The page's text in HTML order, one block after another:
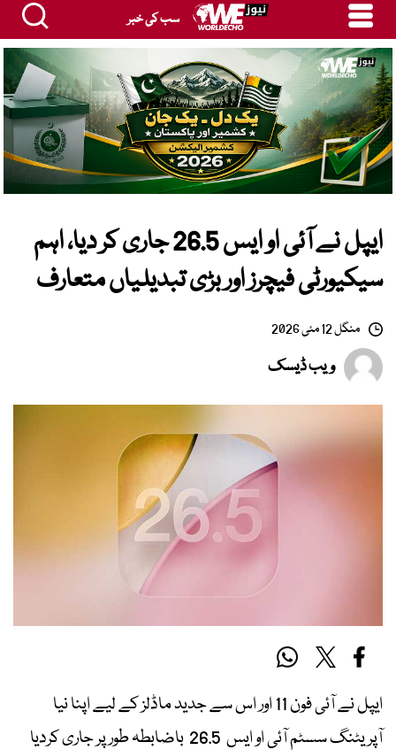
سب کی خبر
ایپل نے آئی او ایس 26.5 جاری کر دیا، اہم
سیکیورٹی فیچرز اور بڑی تبدیلیاں متعارف
منگل 12 مئی 2026
ویب ڈیسک
ایپل نے آئی فون 11 اور اس سے جدید ماڈلز کے لیے اپنا نیا
آپریٹنگ سسٹم آئی او ایس 26.5 باضابطہ طور پر جاری کردیا